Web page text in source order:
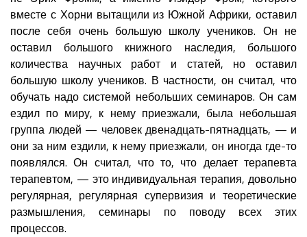
вместе с Хорни вытащили из Южной Африки, оставил
после себя очень большую школу учеников. Он не
оставил большого книжного наследия, большого
количества научных работ и статей, но оставил
большую школу учеников. В частности, он считал, что
обучать надо системой небольших семинаров. Он сам
ездил по миру, к нему приезжали, была небольшая
группа людей — человек двенадцать-пятнадцать, — и
они за ним ездили, к нему приезжали, он иногда где-то
появлялся. Он считал, что то, что делает терапевта
терапевтом, — это индивидуальная терапия, довольно
регулярная, регулярная супервизия и теоретические
размышления, семинары по поводу всех этих
процессов.